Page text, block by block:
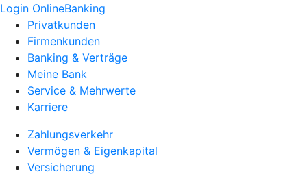
Login OnlineBanking
Privatkunden
Firmenkunden
Banking & Verträge
Meine Bank
Service & Mehrwerte
Karriere
Zahlungsverkehr
Vermögen & Eigenkapital
Versicherung